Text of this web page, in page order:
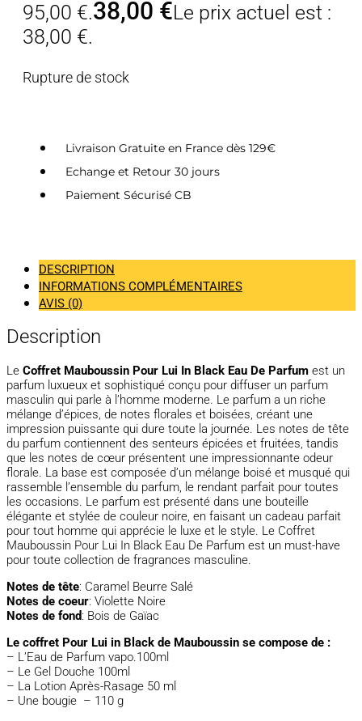
95,00 €.38,00 €Le prix actuel est :
38,00 €.
Rupture de stock
Livraison Gratuite en France dès 129€
Echange et Retour 30 jours
Paiement Sécurisé CB
DESCRIPTION
INFORMATIONS COMPLÉMENTAIRES
AVIS (0)
Description
Le Coffret Mauboussin Pour Lui In Black Eau De Parfum est un
parfum luxueux et sophistiqué conçu pour diffuser un parfum
masculin qui parle à l’homme moderne. Le parfum a un riche
mélange d’épices, de notes florales et boisées, créant une
impression puissante qui dure toute la journée. Les notes de tête
du parfum contiennent des senteurs épicées et fruitées, tandis
que les notes de cœur présentent une impressionnante odeur
florale. La base est composée d’un mélange boisé et musqué qui
rassemble l’ensemble du parfum, le rendant parfait pour toutes
les occasions. Le parfum est présenté dans une bouteille
élégante et stylée de couleur noire, en faisant un cadeau parfait
pour tout homme qui apprécie le luxe et le style. Le Coffret
Mauboussin Pour Lui In Black Eau De Parfum est un must-have
pour toute collection de fragrances masculine.
Notes de tête: Caramel Beurre Salé
Notes de coeur: Violette Noire
Notes de fond: Bois de Gaïac
Le coffret Pour Lui in Black de Mauboussin se compose de :
– L’Eau de Parfum vapo.100ml
– Le Gel Douche 100ml
– La Lotion Après-Rasage 50 ml
– Une bougie – 110 g